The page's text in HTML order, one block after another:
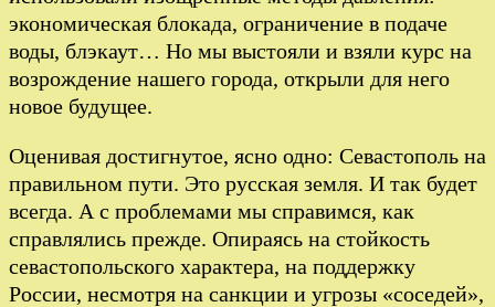
экономическая блокада, ограничение в подаче
воды, блэкаут… Но мы выстояли и взяли курс на
возрождение нашего города, открыли для него
новое будущее.
Оценивая достигнутое, ясно одно: Севастополь на
правильном пути. Это русская земля. И так будет
всегда. А с проблемами мы справимся, как
справлялись прежде. Опираясь на стойкость
севастопольского характера, на поддержку
России, несмотря на санкции и угрозы «соседей»,